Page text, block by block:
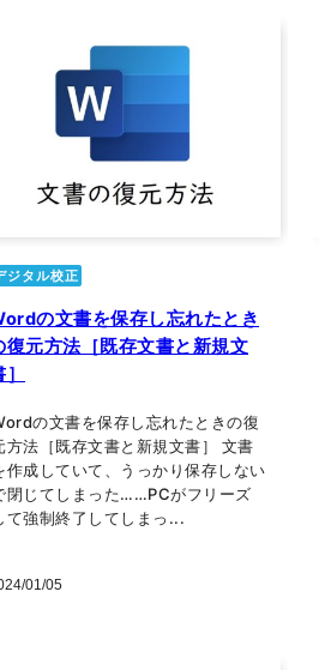
ジタル校正
の文書を保存し忘れたとき
復元方法［既存文書と新規文
の文書を保存し忘れたときの復
方法［既存文書と新規文書］ 文書
作成していて、うっかり保存しない
閉じてしまった……PCがフリーズ
て強制終了してしまっ...
01/05